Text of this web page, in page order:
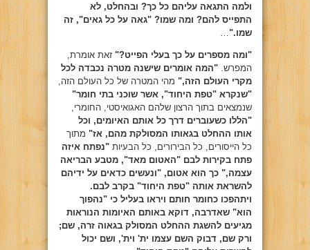
ולמה התגאה עליהם כל כך? ובהחלט, לא
התפייס להם? ומה שמו? "גאה על כל גאים", זה
שמו."…
"ומה מספרים על כך בעלי הפייט?" זאת אומרת,
המפרש. "המה אומרים שישנה מטרה נכבדה לכל
מקרי העולם הזה," מהי המטרה של כל העולם הזה,
"שנקרא "טפת היחוד", אשר שוכני בתי חומר"
שנמצאים בתוך הרצון שלהם האגואיסטי, החומרי,
"הללו כשעוברים דרך כל אותם האיומים, וכל
אותו ההחלט בגאותו המסולקת מהם, אז" מתוך
כל הייסורים, כל הבירורים, כל הבעיות "נפתח איזה
פתח בקירות לבם "האטום מאד", מטבע הבריאה
עצמה," כך הוא אטום, "ונעשים כדאים על ידיהם
להשראת אותה "טפת היחוד" בקרב לבם.
ויתהפכו כחומר חותם ויראו בעליל כי "נהפוך
הוא" שאדרבה, דוקא באותם האיומות הנוראות
מגיעים להשגת ההחלט המסולק בגאוה זרה, שם;
ורק שם, דבוק השם עצמו ית' וית', ושם יכול